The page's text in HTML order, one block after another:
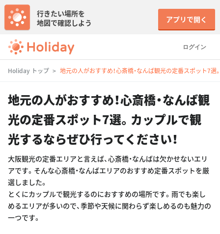
ログイン
行きたい場所を
地図で確認しよう
アプリで開く
Holiday トップ 地元の人がおすすめ！心斎橋・なんば観光の定番スポット7
地元の人がおすすめ！心斎橋・なんば観
光の定番スポット7選。カップルで観
光するならぜひ行ってください！
大阪観光の定番エリアと言えば、心斎橋・なんばは欠かせないエリ
アです。そんな心斎橋・なんばエリアのおすすめ定番スポットを厳
選しました。
とくにカップルで観光するのにおすすめの場所です。雨でも楽し
めるエリアが多いので、季節や天候に関わらず楽しめるのも魅力の
一つです。